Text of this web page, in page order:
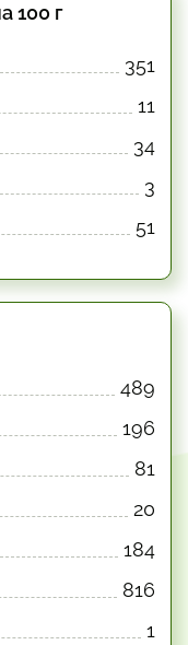
100 г
351
11
34
3
51
489
196
81
20
184
816
1